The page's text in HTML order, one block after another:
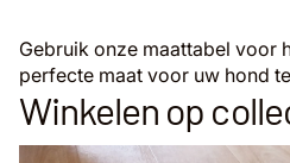
Gebruik onze maattabel voor
perfecte maat voor uw hond
Winkelen op
Gehaakte hondenbandana's